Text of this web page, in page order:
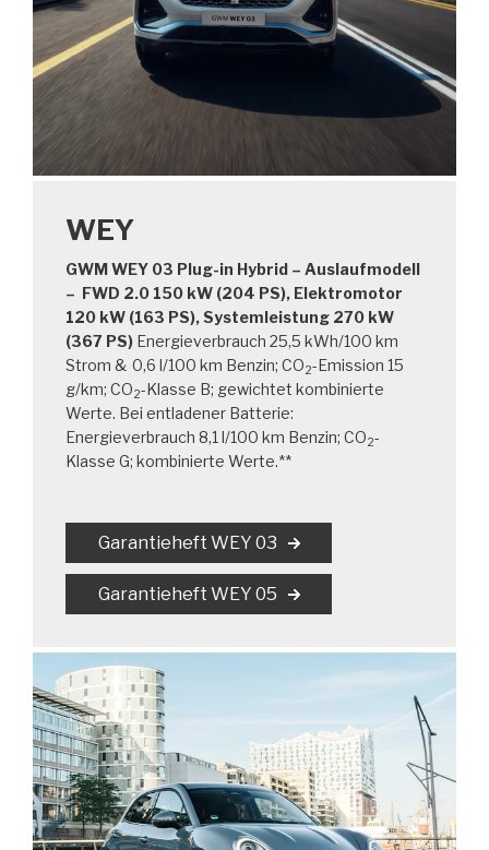
WEY
GWM WEY 03 Plug-in Hybrid – Auslaufmodell
– FWD 2.0 150 kW (204 PS), Elektromotor
120 kW (163 PS), Systemleistung 270 kW
(367 PS) Energieverbrauch 25,5 kWh/100 km
Strom & 0,6 l/100 km Benzin; CO2-Emission 15
g/km; CO2-Klasse B; gewichtet kombinierte
Werte. Bei entladener Batterie:
Energieverbrauch 8,1 l/100 km Benzin; CO2-
Klasse G; kombinierte Werte.**
Garantieheft WEY 03
Garantieheft WEY 05